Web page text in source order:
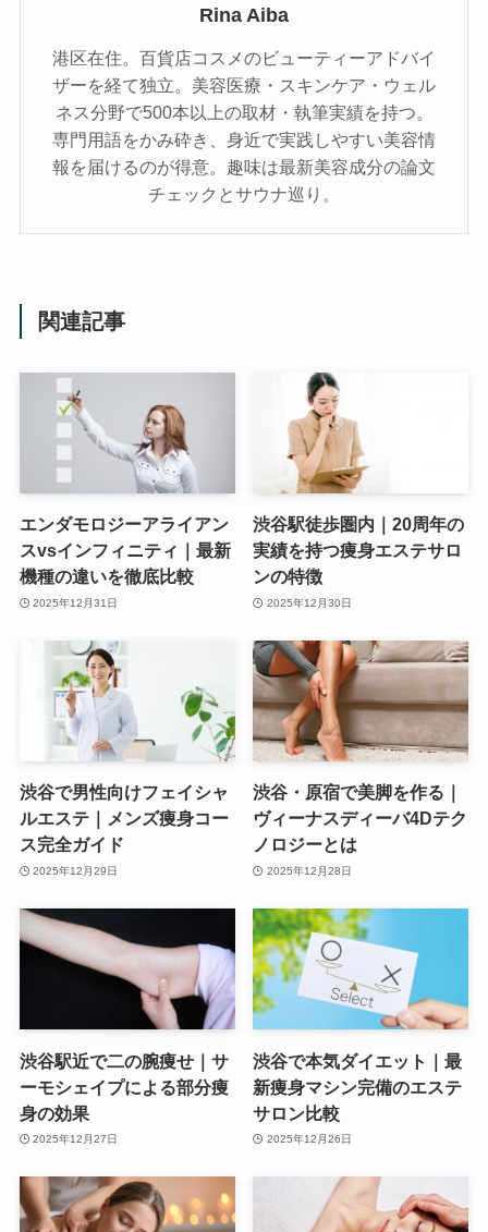
Rina Aiba
港区在住。百貨店コスメのビューティーアドバイ
ザーを経て独立。美容医療・スキンケア・ウェル
ネス分野で500本以上の取材・執筆実績を持つ。
専門用語をかみ砕き、⾝近で実践しやすい美容情
報を届けるのが得意。趣味は最新美容成分の論文
チェックとサウナ巡り。
関連記事
エンダモロジーアライアン
スvsインフィニティ｜最新
機種の違いを徹底比較
2025年12月31日
渋谷駅徒歩圏内｜20周年の
実績を持つ痩身エステサロ
ンの特徴
2025年12月30日
渋谷で男性向けフェイシャ
ルエステ｜メンズ痩身コー
ス完全ガイド
2025年12月29日
渋谷・原宿で美脚を作る｜
ヴィーナスディーバ4Dテク
ノロジーとは
2025年12月28日
渋谷駅近で二の腕痩せ｜サ
ーモシェイプによる部分痩
身の効果
2025年12月27日
渋谷で本気ダイエット｜最
新痩身マシン完備のエステ
サロン比較
2025年12月26日